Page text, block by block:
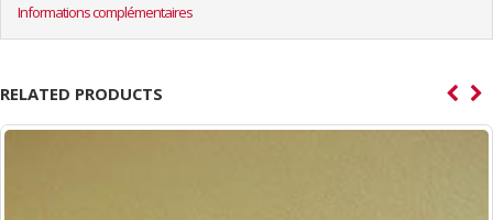
Informations complémentaires
RELATED PRODUCTS